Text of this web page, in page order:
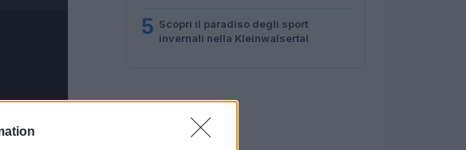
,
5 Scopri il paradiso degli sport
invernali nella Kleinwalsertal